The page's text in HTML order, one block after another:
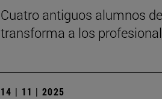
Cuatro antiguos alumnos
transforma a los
14 | 11 | 2025